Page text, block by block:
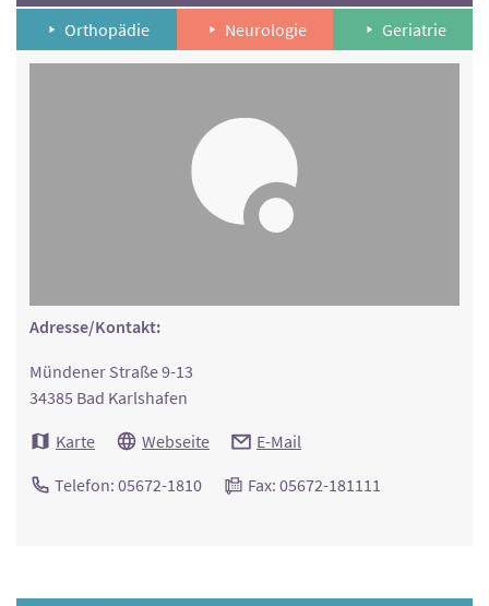
Orthopädie Neurologie Geriatrie
Adresse/Kontakt:
Mündener Straße 9-13
34385 Bad Karlshafen
Karte
Webseite E-Mail
Telefon: 05672-1810 Fax: 05672-181111